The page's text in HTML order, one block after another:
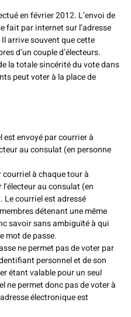
en février 2012. L’envoi de
fait par internet sur l’adresse
arrive souvent que cette
d’un couple d’électeurs.
la totale sincérité du vote dans
peut voter à la place de
est envoyé par courrier à
au consulat (en personne
courriel à chaque tour à
au consulat (en
courriel est adressé
détenant une même
savoir sans ambiguïté à qui
mot de passe.
ne permet pas de voter par
personnel et de son
étant valable pour un seul
ne permet donc pas de voter à
électronique est